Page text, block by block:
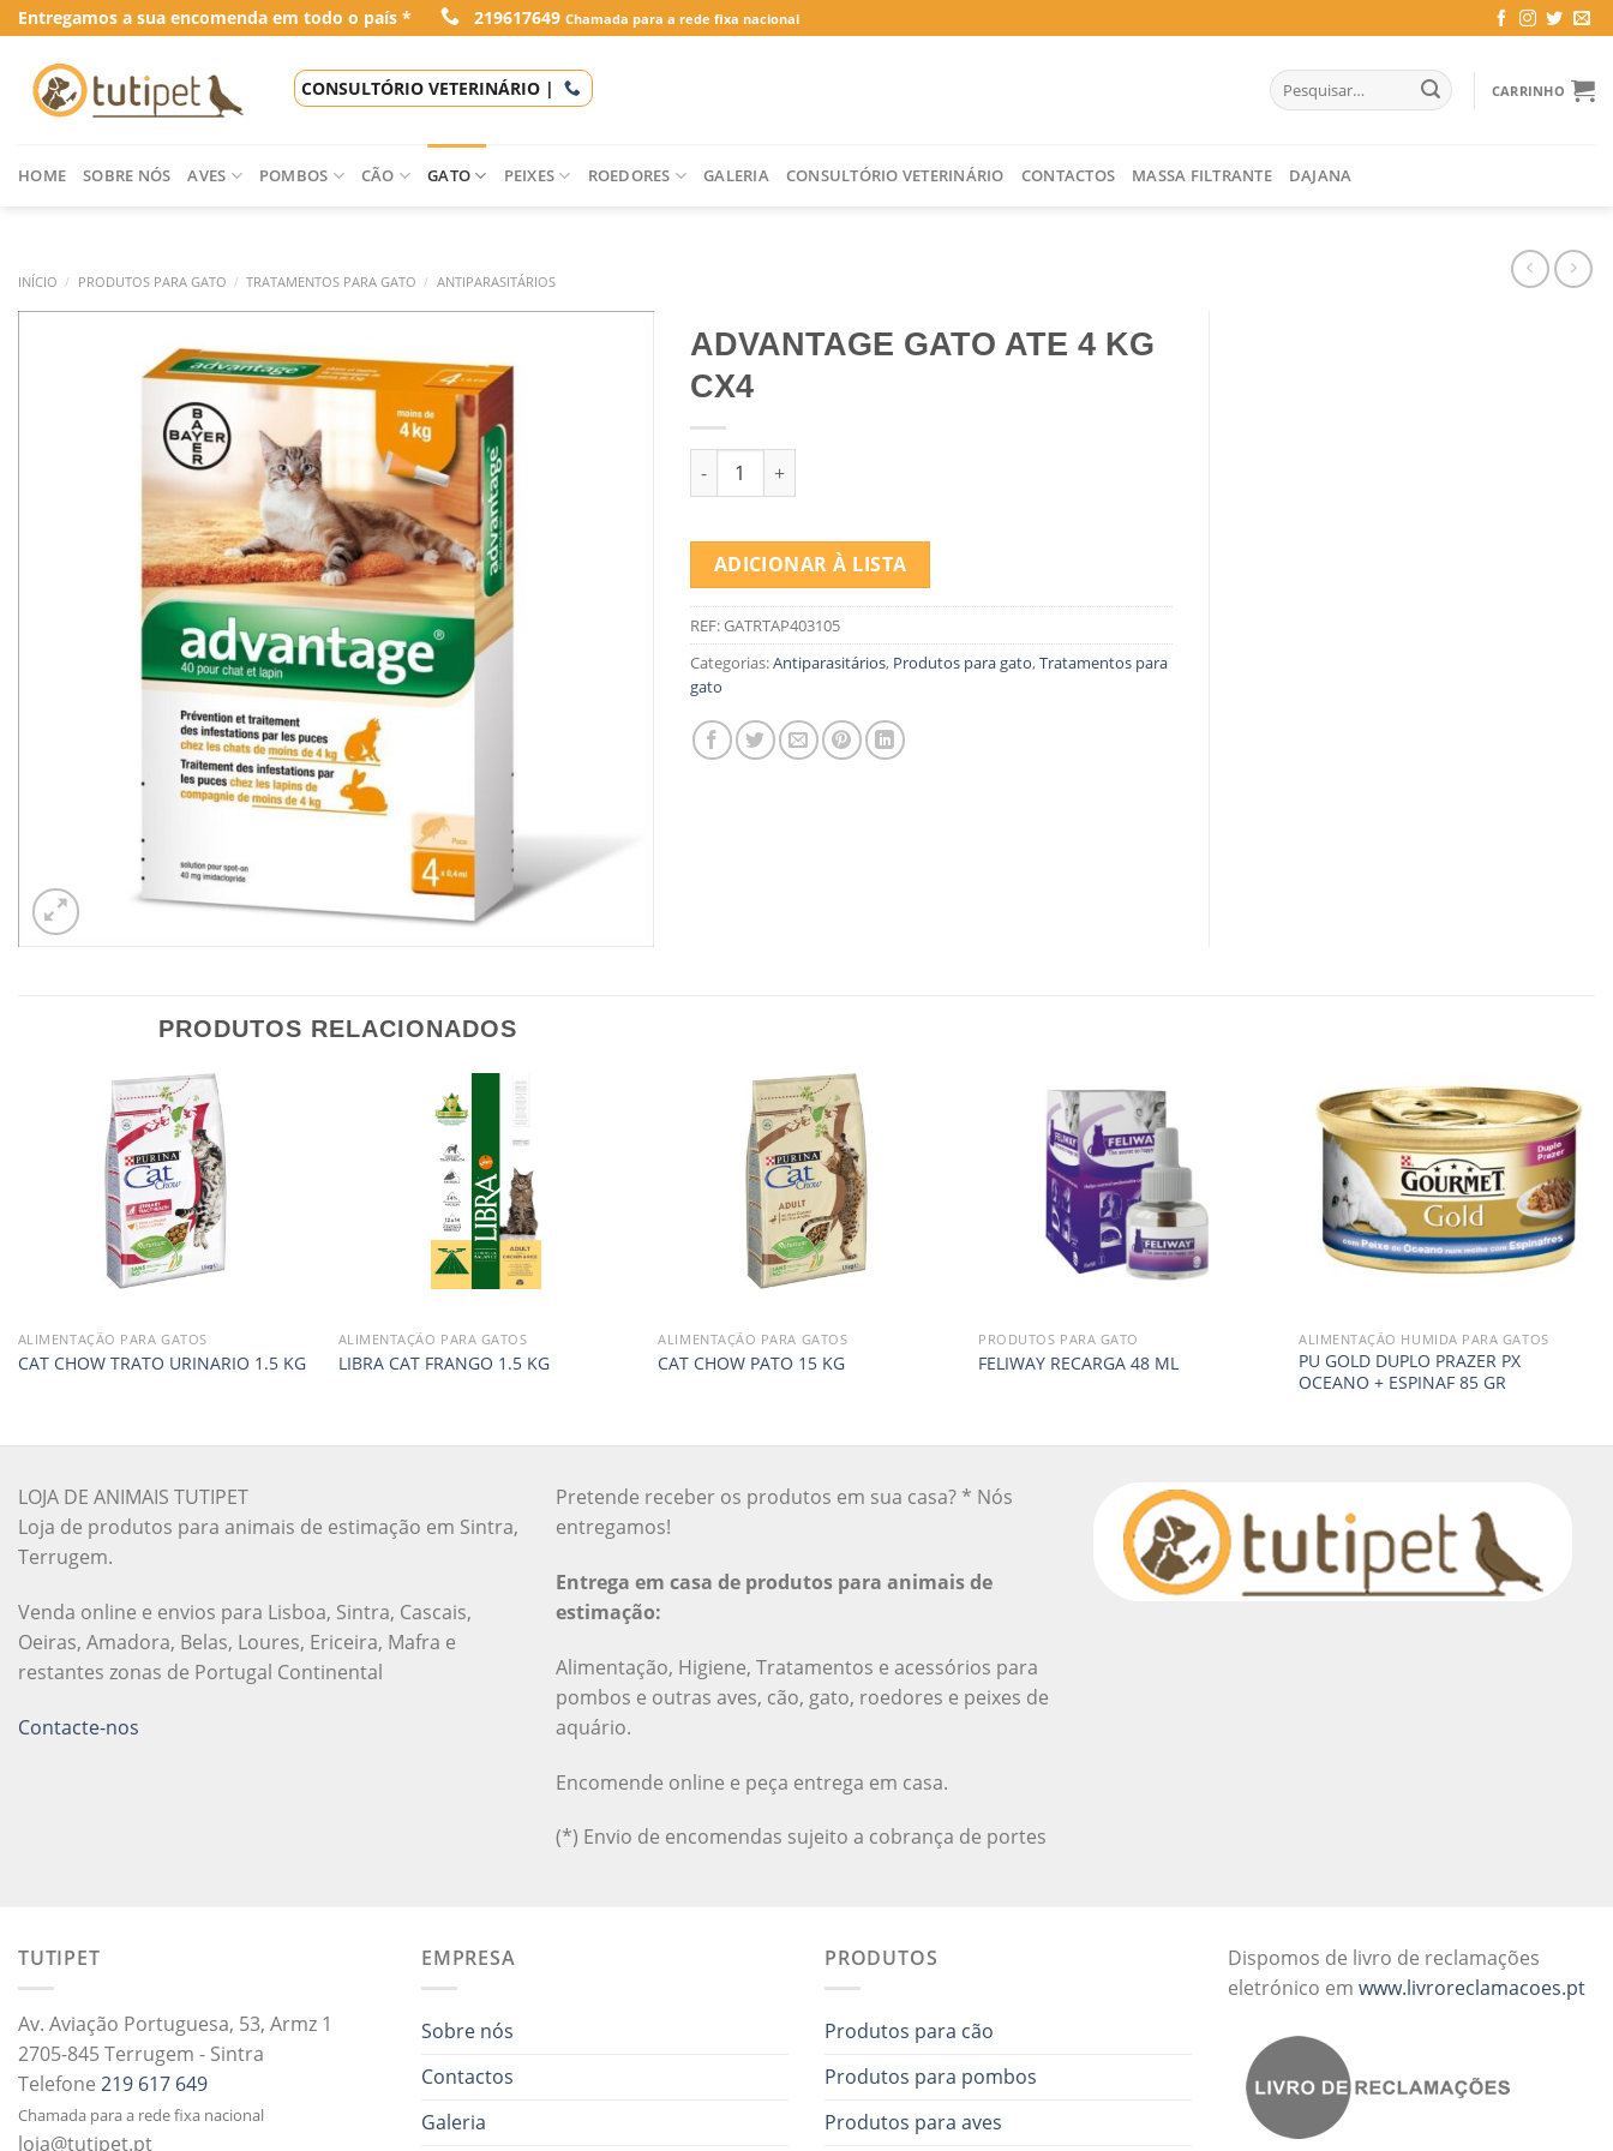
Skip
to
content
Entregamos a sua encomenda em todo o país * 219617649 Chamada para a rede fixa nacional
CONSULTÓRIO VETERINÁRIO |
Pesquisar
por:
CARRINHO
HOME SOBRE NÓS AVES POMBOS CÃO GATO PEIXES ROEDORES GALERIA CONSULTÓRIO VETERINÁRIO CONTACTOS MASSA FILTRANTE DAJANA
INÍCIO / PRODUTOS PARA GATO / TRATAMENTOS PARA GATO / ANTIPARASITÁRIOS
ADVANTAGE GATO ATE 4 KG
CX4
Quantidade de ADVANTAGE GATO ATE 4 KG CX4
ADICIONAR À LISTA
REF:GATRTAP403105
Categorias:Antiparasitários, Produtos para gato,Tratamentos para
gato
PRODUTOS RELACIONADOS
ALIMENTAÇÃO PARA GATOS
CAT CHOW TRATO URINARIO 1.5 KG
ALIMENTAÇÃO PARA GATOS
LIBRA CAT FRANGO 1.5 KG
ALIMENTAÇÃO PARA GATOS
CAT CHOW PATO 15 KG
PRODUTOS PARA GATO
FELIWAY RECARGA 48 ML
ALIMENTAÇÃO HUMIDA PARA GATOS
PU GOLD DUPLO PRAZER PX
OCEANO + ESPINAF 85 GR
LOJA DE ANIMAIS TUTIPET
Loja de produtos para animais de estimação em Sintra,
Terrugem.
Venda online e envios para Lisboa, Sintra, Cascais,
Oeiras, Amadora, Belas, Loures, Ericeira, Mafra e
restantes zonas de Portugal Continental
Contacte-nos
Pretende receber os produtos em sua casa? * Nós
entregamos!
Entrega em casa de produtos para animais de
estimação:
Alimentação, Higiene, Tratamentos e acessórios para
pombos e outras aves, cão, gato, roedores e peixes de
aquário.
Encomende online e peça entrega em casa.
(*) Envio de encomendas sujeito a cobrança de portes
TUTIPET
Av. Aviação Portuguesa, 53, Armz 1
2705-845 Terrugem - Sintra
Telefone 219 617 649
Chamada para a rede fixa nacional
loja@tutipet.pt
EMPRESA
Sobre nós
Contactos
Galeria
PRODUTOS
Produtos para cão
Produtos para pombos
Produtos para aves
Dispomos de livro de reclamações
eletrónico em www.livroreclamacoes.pt